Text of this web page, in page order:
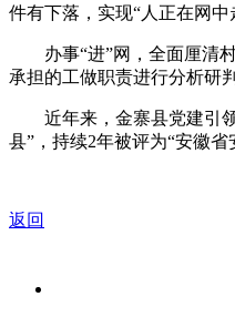
件有下落，实现“人正在网中
办事“进”网，全面厘清村
承担的工做职责进行分析研
近年来，金寨县党建引领
县”，持续2年被评为“安徽省
返回